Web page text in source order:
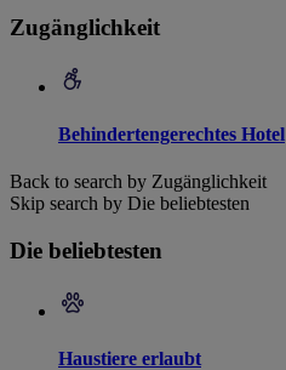
Zugänglichkeit
Behindertengerechtes Hotel
Back to search by Zugänglichkeit
Skip search by Die beliebtesten
Die beliebtesten
Haustiere erlaubt